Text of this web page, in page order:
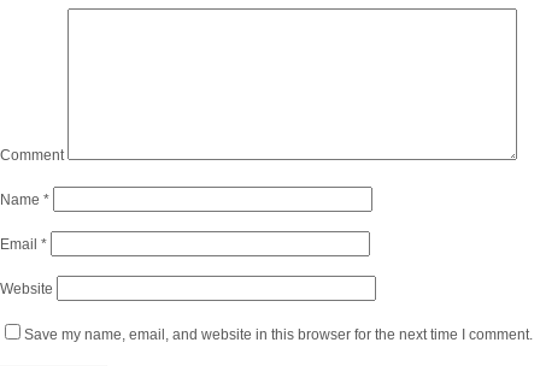
Comment
Name *
Email *
Website
Save my name, email, and website in this browser for the next time I comment.